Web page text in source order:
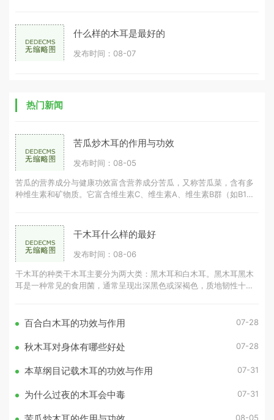
什么样的木耳是最好的
发布时间：08-07
热门新闻
苦瓜炒木耳的作用与功效
发布时间：08-05
苦瓜的营养成分与健康功效富含营养成分苦瓜，又称苦瓜菜，含有多
种维生素和矿物质。它富含维生素C、维生素A、维生素B群（如B1、
干木耳什么样的最好
发布时间：08-06
干木耳的种类干木耳主要分为两大类：黑木耳和白木耳。黑木耳黑木
耳是一种常见的食用菌，通常呈现出深黑色或深褐色，质地韧性十
百合白木耳的功效与作用 07-28
秋木耳对身体有哪些好处 07-28
本草纲目记载木耳的功效与作用 07-31
为什么过夜的木耳会中毒 07-31
08-05